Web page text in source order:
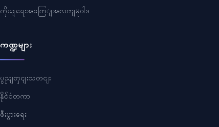
ကိုယျရေးအခကြျအလကျမူဝါဒ
ကဏ္ဍများ
ပွညျတှငျးသတငျး
နိုင်ငံတကာ
စီးပွားရေး